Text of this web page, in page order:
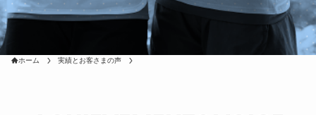
ホーム 実績とお客さまの声